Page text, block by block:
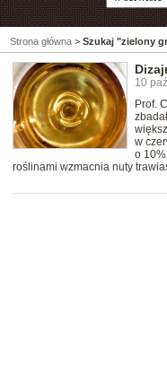
Strona główna > Szukaj "zielony
10
Prof.
w
o 10%
roślinami wzmacnia nuty